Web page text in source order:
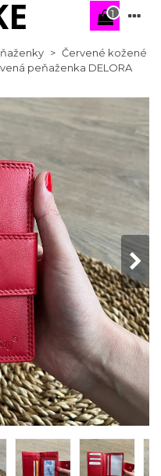
1
> Červené kožené
peňaženka DELORA